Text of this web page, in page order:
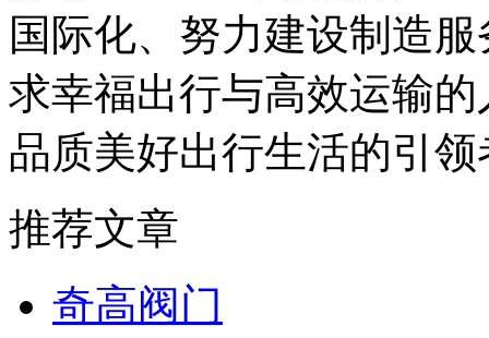
国际化、努力建设制造
求幸福出行与高效运输
品质美好出行生活的引领
推荐文章
奇高阀门